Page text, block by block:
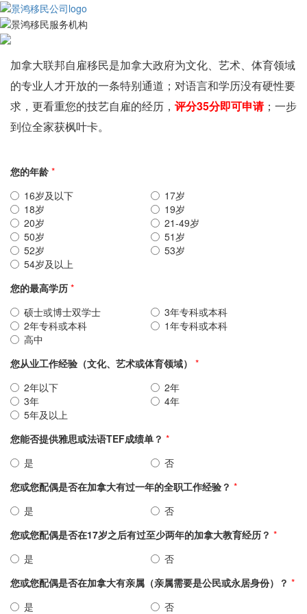
加拿大联邦自雇移民是加拿大政府为文化、艺术、体育领域
的专业人才开放的一条特别通道；对语言和学历没有硬性要
求，更看重您的技艺自雇的经历， 评分35分即可申请；一步
到位全家获枫叶卡。
您的年龄 *
16岁及以下
17岁
18岁
19岁
20岁
21-49岁
50岁
51岁
52岁
53岁
54岁及以上
您的最高学历 *
硕士或博士双学士
3年专科或本科
2年专科或本科
1年专科或本科
高中
您从业工作经验（文化、艺术或体育领域） *
2年以下
2年
3年
4年
5年及以上
您能否提供雅思或法语TEF成绩单？ *
是
否
您或您配偶是否在加拿大有过一年的全职工作经验？ *
是
否
您或您配偶是否在17岁之后有过至少两年的加拿大教育经历？ *
是
否
您或您配偶是否在加拿大有亲属（亲属需要是公民或永居身份）？ *
是
否